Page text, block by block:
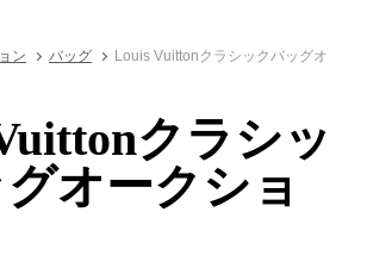
ン バッグ
Louis Vuittonクラシックバッグオ
クラシッ
オークショ